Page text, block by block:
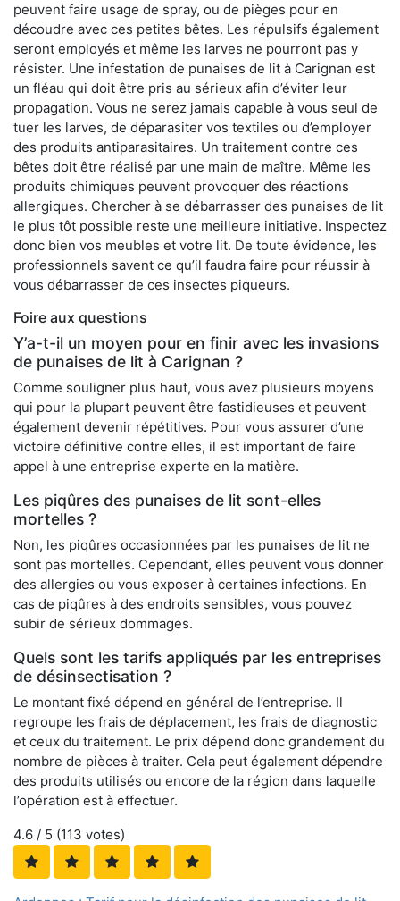
peuvent faire usage de spray, ou de pièges pour en
découdre avec ces petites bêtes. Les répulsifs également
seront employés et même les larves ne pourront pas y
résister. Une infestation de punaises de lit à Carignan est
un fléau qui doit être pris au sérieux afin d’éviter leur
propagation. Vous ne serez jamais capable à vous seul de
tuer les larves, de déparasiter vos textiles ou d’employer
des produits antiparasitaires. Un traitement contre ces
bêtes doit être réalisé par une main de maître. Même les
produits chimiques peuvent provoquer des réactions
allergiques. Chercher à se débarrasser des punaises de lit
le plus tôt possible reste une meilleure initiative. Inspectez
donc bien vos meubles et votre lit. De toute évidence, les
professionnels savent ce qu’il faudra faire pour réussir à
vous débarrasser de ces insectes piqueurs.
Foire aux questions
Y’a-t-il un moyen pour en finir avec les invasions
de punaises de lit à Carignan ?
Comme souligner plus haut, vous avez plusieurs moyens
qui pour la plupart peuvent être fastidieuses et peuvent
également devenir répétitives. Pour vous assurer d’une
victoire définitive contre elles, il est important de faire
appel à une entreprise experte en la matière.
Les piqûres des punaises de lit sont-elles
mortelles ?
Non, les piqûres occasionnées par les punaises de lit ne
sont pas mortelles. Cependant, elles peuvent vous donner
des allergies ou vous exposer à certaines infections. En
cas de piqûres à des endroits sensibles, vous pouvez
subir de sérieux dommages.
Quels sont les tarifs appliqués par les entreprises
de désinsectisation ?
Le montant fixé dépend en général de l’entreprise. Il
regroupe les frais de déplacement, les frais de diagnostic
et ceux du traitement. Le prix dépend donc grandement du
nombre de pièces à traiter. Cela peut également dépendre
des produits utilisés ou encore de la région dans laquelle
l’opération est à effectuer.
4.6 / 5 (113 votes)